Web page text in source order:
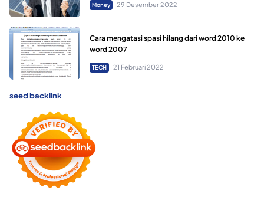
Money 29 Desember 2022
Cara mengatasi spasi hilang dari word 2010 ke
word 2007
TECH 21 Februari 2022
seed backlink